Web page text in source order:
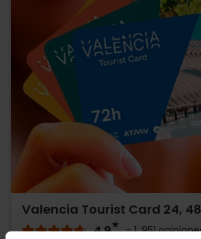
Valencia Tourist Card 24,
4.9 - 1, 951